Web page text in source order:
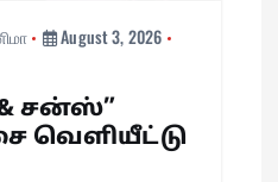
August 3, 2026
சன்ஸ்”
வெளியீட்டு